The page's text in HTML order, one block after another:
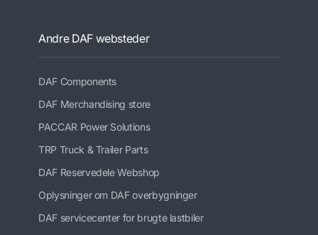
Andre DAF websteder
DAF Components
DAF Merchandising store
PACCAR Power Solutions
TRP Truck & Trailer Parts
DAF Reservedele Webshop
Oplysninger om DAF overbygninger
DAF servicecenter for brugte lastbiler